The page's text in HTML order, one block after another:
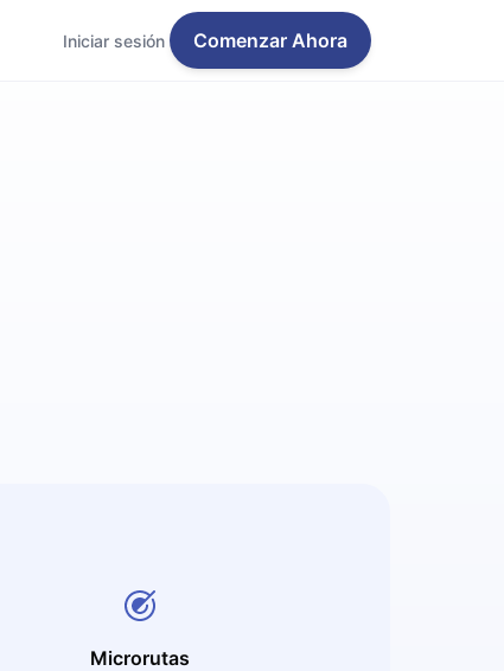
Iniciar sesión Comenzar Ahora
Microrutas